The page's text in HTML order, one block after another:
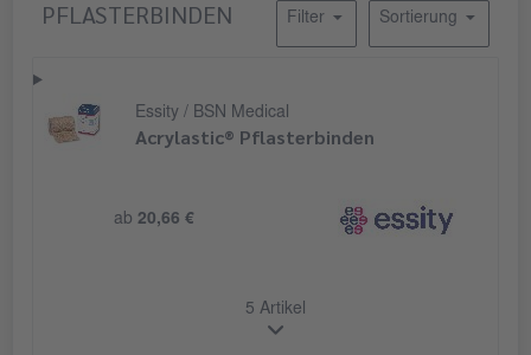
PFLASTERBINDEN Sortierung
Filter
Essity / BSN Medical
Acrylastic® Pflasterbinden
ab 20,66 €
5 Artikel